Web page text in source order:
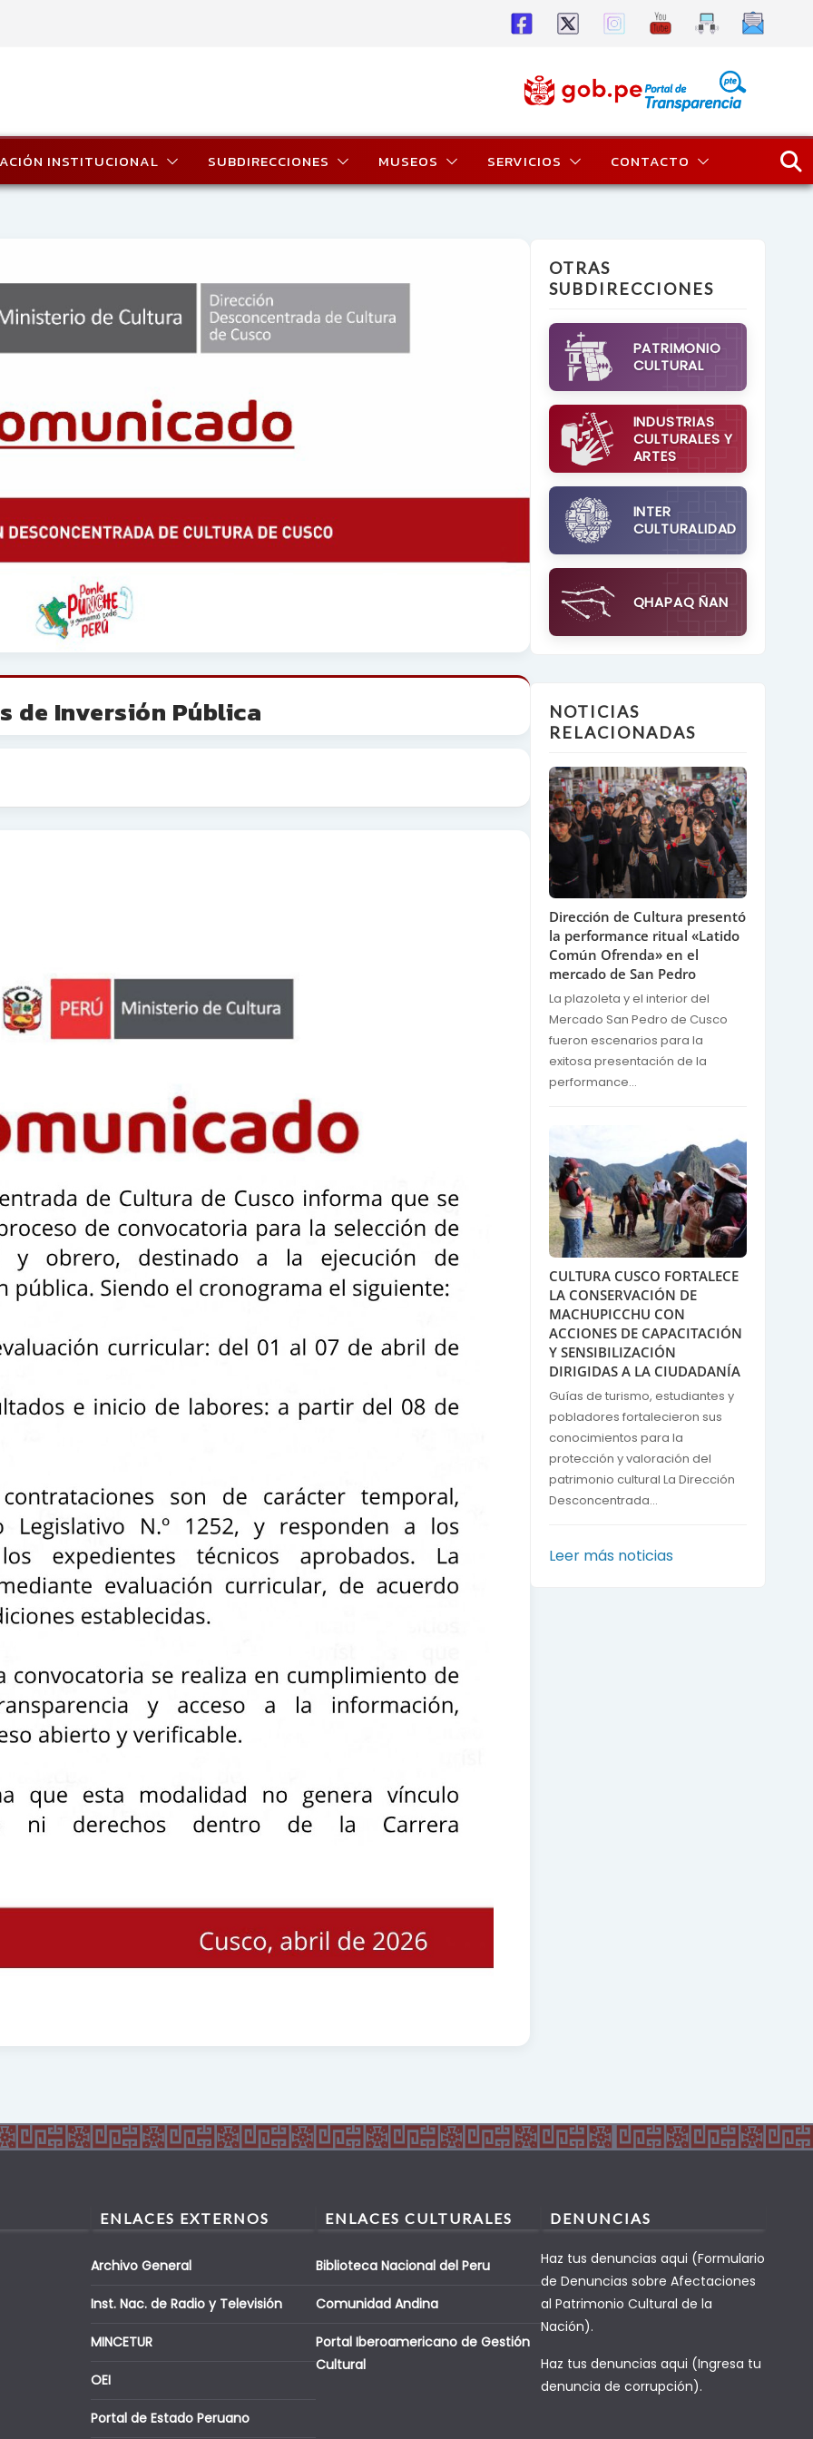
INSTITUCIONAL SUBDIRECCIONES MUSEOS SERVICIOS CONTACTO
de Inversión Pública
OTRAS
SUBDIRECCIONES
PATRIMONIO
CULTURAL
INDUSTRIAS
CULTURALES Y
ARTES
INTER
CULTURALIDAD
QHAPAQ ÑAN
NOTICIAS
RELACIONADAS
Dirección de Cultura presentó
la performance ritual «Latido
Común Ofrenda» en el
mercado de San Pedro
La plazoleta y el interior del
Mercado San Pedro de Cusco
fueron escenarios para la
exitosa presentación de la
performance...
CULTURA CUSCO FORTALECE
LA CONSERVACIÓN DE
MACHUPICCHU CON
ACCIONES DE CAPACITACIÓN
Y SENSIBILIZACIÓN
DIRIGIDAS A LA CIUDADANÍA
Guías de turismo, estudiantes y
pobladores fortalecieron sus
conocimientos para la
protección y valoración del
patrimonio cultural La Dirección
Desconcentrada...
Leer más noticias
ENLACES EXTERNOS
Archivo General
Inst. Nac. de Radio y Televisión
MINCETUR
OEI
Portal de Estado Peruano
ENLACES CULTURALES
Biblioteca Nacional del Peru
Comunidad Andina
Portal Iberoamericano de Gestión
Cultural
DENUNCIAS
Haz tus denuncias aqui (Formulario
de Denuncias sobre Afectaciones
al Patrimonio Cultural de la
Nación).
Haz tus denuncias aqui (Ingresa tu
denuncia de corrupción).